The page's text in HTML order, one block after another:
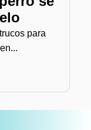
para